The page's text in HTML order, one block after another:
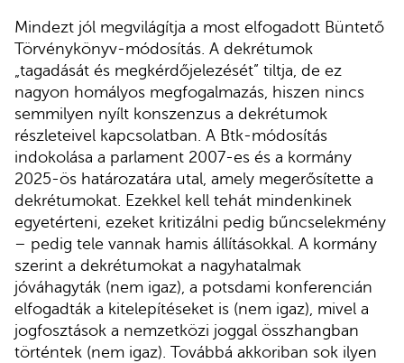
Mindezt jól megvilágítja a most elfogadott Büntető
Törvénykönyv-módosítás. A dekrétumok
„tagadását és megkérdőjelezését” tiltja, de ez
nagyon homályos megfogalmazás, hiszen nincs
semmilyen nyílt konszenzus a dekrétumok
részleteivel kapcsolatban. A Btk-módosítás
indokolása a parlament 2007-es és a kormány
2025-ös határozatára utal, amely megerősítette a
dekrétumokat. Ezekkel kell tehát mindenkinek
egyetérteni, ezeket kritizálni pedig bűncselekmény
– pedig tele vannak hamis állításokkal. A kormány
szerint a dekrétumokat a nagyhatalmak
jóváhagyták (nem igaz), a potsdami konferencián
elfogadták a kitelepítéseket is (nem igaz), mivel a
jogfosztások a nemzetközi joggal összhangban
történtek (nem igaz). Továbbá akkoriban sok ilyen